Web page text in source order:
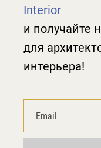
Interior
и получайте
для
интерьера!